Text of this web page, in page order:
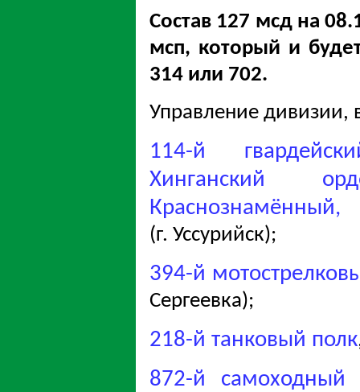
Состав 127 мсд на
мсп, который и
314 или 702.
Управление дивизии,
114-й
Хинганский
(г. Уссурийск);
394-й
Сергеевка);
218-й танковый полк
872-й самоходный